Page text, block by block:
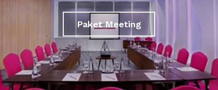
Paket Meeting